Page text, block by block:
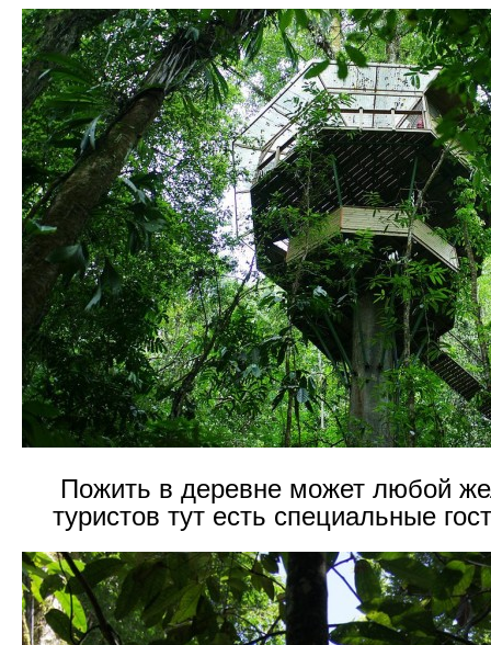
Пожить в деревне может любой
туристов тут есть специальные